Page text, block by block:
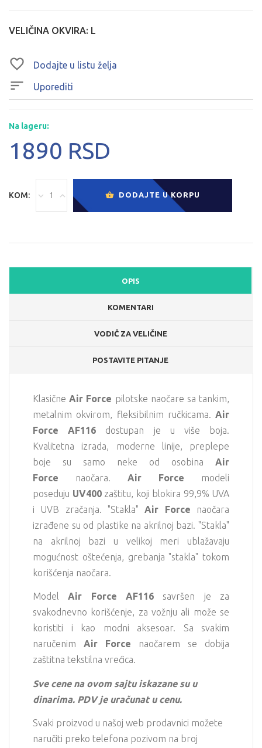
VELIČINA OKVIRA: L
Dodajte u listu želja
Uporediti
Na lageru:
1890 RSD
KOM: DODAJTE U KORPU
OPIS
KOMENTARI
VODIČ ZA VELIČINE
POSTAVITE PITANJE
KlasičneAir Force pilotske naočare sa tankim,
metalnim okvirom, fleksibilnim ručkicama. Air
Force AF116 dostupan je u više boja.
Kvalitetna izrada, moderne linije, preplepe
boje su samo neke od osobina Air
Force naočara. Air Force modeli
poseduju UV400zaštitu, koji blokira 99,9% UVA
i UVB zračanja. "Stakla"Air Force naočara
izrađene su od plastike na akrilnoj bazi. "Stakla"
na akrilnoj bazi u velikoj meri ublažavaju
mogućnost oštećenja, grebanja "stakla" tokom
korišćenja naočara.
ModelAir Force AF116 savršen je za
svakodnevno korišćenje, za vožnju ali može se
koristiti i kao modni aksesoar. Sa svakim
naručenim Air Force naočarem se dobija
zaštitna tekstilna vrećica.
Sve cene na ovom sajtu iskazane su u
dinarima. PDV je uračunat u cenu.
Svaki proizvod u našoj web prodavnici možete
naručiti preko telefona pozivom na broj